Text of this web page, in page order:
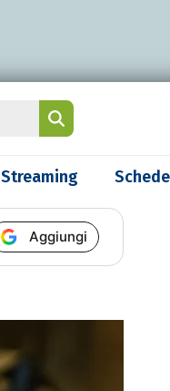
Streaming Schede
Aggiungi